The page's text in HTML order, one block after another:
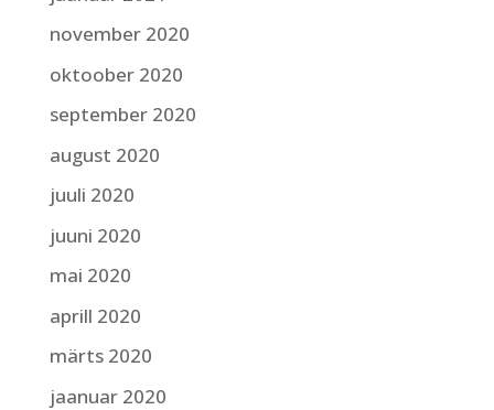
november 2020
oktoober 2020
september 2020
august 2020
juuli 2020
juuni 2020
mai 2020
aprill 2020
märts 2020
jaanuar 2020